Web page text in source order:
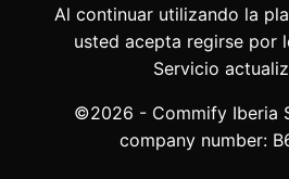
Al continuar utilizando la
usted acepta regirse por
Servicio
©2026 - Commify Iberia
company number: